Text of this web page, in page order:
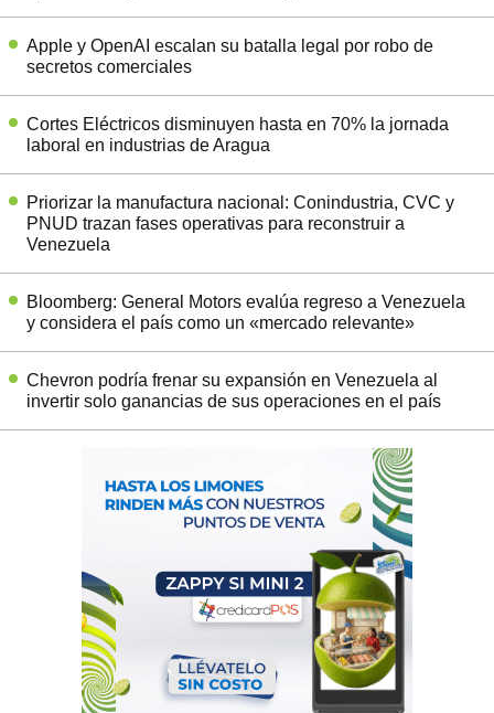
Apple y OpenAI escalan su batalla legal por robo de
secretos comerciales
Cortes Eléctricos disminuyen hasta en 70% la jornada
laboral en industrias de Aragua
Priorizar la manufactura nacional: Conindustria, CVC y
PNUD trazan fases operativas para reconstruir a
Venezuela
Bloomberg: General Motors evalúa regreso a Venezuela
y considera el país como un «mercado relevante»
Chevron podría frenar su expansión en Venezuela al
invertir solo ganancias de sus operaciones en el país